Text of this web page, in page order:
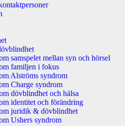
samspelet mellan syn och hörsel
familjen i fokus
Alströms syndrom
Charge syndrom
dövblindhet och hälsa
identitet och förändring
juridik & dövblindhet
Ushers syndrom